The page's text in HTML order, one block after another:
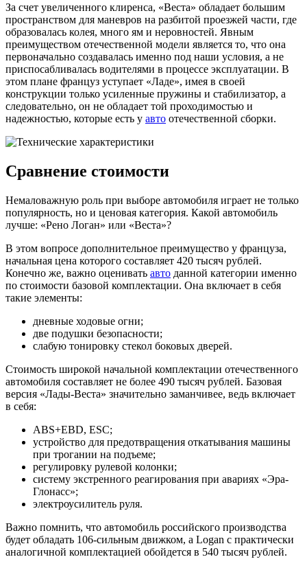
За счет увеличенного клиренса, «Веста» обладает большим
пространством для маневров на разбитой проезжей части, где
образовалась колея, много ям и неровностей. Явным
преимуществом отечественной модели является то, что она
первоначально создавалась именно под наши условия, а не
приспосабливалась водителями в процессе эксплуатации. В
этом плане француз уступает «Ладе», имея в своей
конструкции только усиленные пружины и стабилизатор, а
следовательно, он не обладает той проходимостью и
надежностью, которые есть у авто отечественной сборки.
Сравнение стоимости
Немаловажную роль при выборе автомобиля играет не только
популярность, но и ценовая категория. Какой автомобиль
лучше: «Рено Логан» или «Веста»?
В этом вопросе дополнительное преимущество у француза,
начальная цена которого составляет 420 тысяч рублей.
Конечно же, важно оценивать авто данной категории именно
по стоимости базовой комплектации. Она включает в себя
такие элементы:
дневные ходовые огни;
две подушки безопасности;
слабую тонировку стекол боковых дверей.
Стоимость широкой начальной комплектации отечественного
автомобиля составляет не более 490 тысяч рублей. Базовая
версия «Лады-Веста» значительно заманчивее, ведь включает
в себя:
ABS+EBD, ESC;
устройство для предотвращения откатывания машины
при трогании на подъеме;
регулировку рулевой колонки;
систему экстренного реагирования при авариях «Эра-
Глонасс»;
электроусилитель руля.
Важно помнить, что автомобиль российского производства
будет обладать 106-сильным движком, а Logan с практически
аналогичной комплектацией обойдется в 540 тысяч рублей.